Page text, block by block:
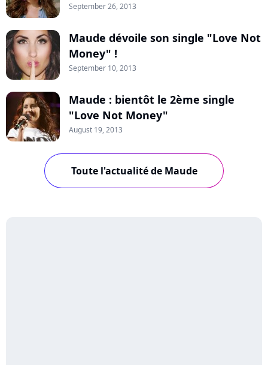
September 26, 2013
Maude dévoile son single "Love Not
Money" !
September 10, 2013
Maude : bientôt le 2ème single
"Love Not Money"
August 19, 2013
Toute l'actualité de Maude